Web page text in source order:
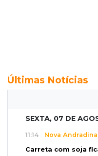
Últimas Notícias
SEXTA, 07 DE
11:14 Nova Andradina
Carreta com soja